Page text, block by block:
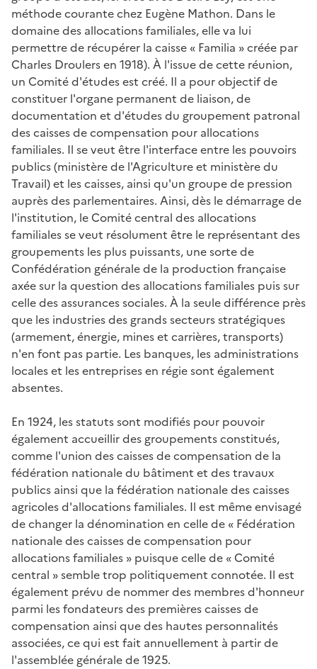
méthode courante chez Eugène Mathon. Dans le
domaine des allocations familiales, elle va lui
permettre de récupérer la caisse « Familia » créée par
Charles Droulers en 1918). À l'issue de cette réunion,
un Comité d'études est créé. Il a pour objectif de
constituer l'organe permanent de liaison, de
documentation et d'études du groupement patronal
des caisses de compensation pour allocations
familiales. Il se veut être l'interface entre les pouvoirs
publics (ministère de l'Agriculture et ministère du
Travail) et les caisses, ainsi qu'un groupe de pression
auprès des parlementaires. Ainsi, dès le démarrage de
l'institution, le Comité central des allocations
familiales se veut résolument être le représentant des
groupements les plus puissants, une sorte de
Confédération générale de la production française
axée sur la question des allocations familiales puis sur
celle des assurances sociales. À la seule différence près
que les industries des grands secteurs stratégiques
(armement, énergie, mines et carrières, transports)
n'en font pas partie. Les banques, les administrations
locales et les entreprises en régie sont également
absentes.
En 1924, les statuts sont modifiés pour pouvoir
également accueillir des groupements constitués,
comme l'union des caisses de compensation de la
fédération nationale du bâtiment et des travaux
publics ainsi que la fédération nationale des caisses
agricoles d'allocations familiales. Il est même envisagé
de changer la dénomination en celle de « Fédération
nationale des caisses de compensation pour
allocations familiales » puisque celle de « Comité
central » semble trop politiquement connotée. Il est
également prévu de nommer des membres d'honneur
parmi les fondateurs des premières caisses de
compensation ainsi que des hautes personnalités
associées, ce qui est fait annuellement à partir de
l'assemblée générale de 1925.